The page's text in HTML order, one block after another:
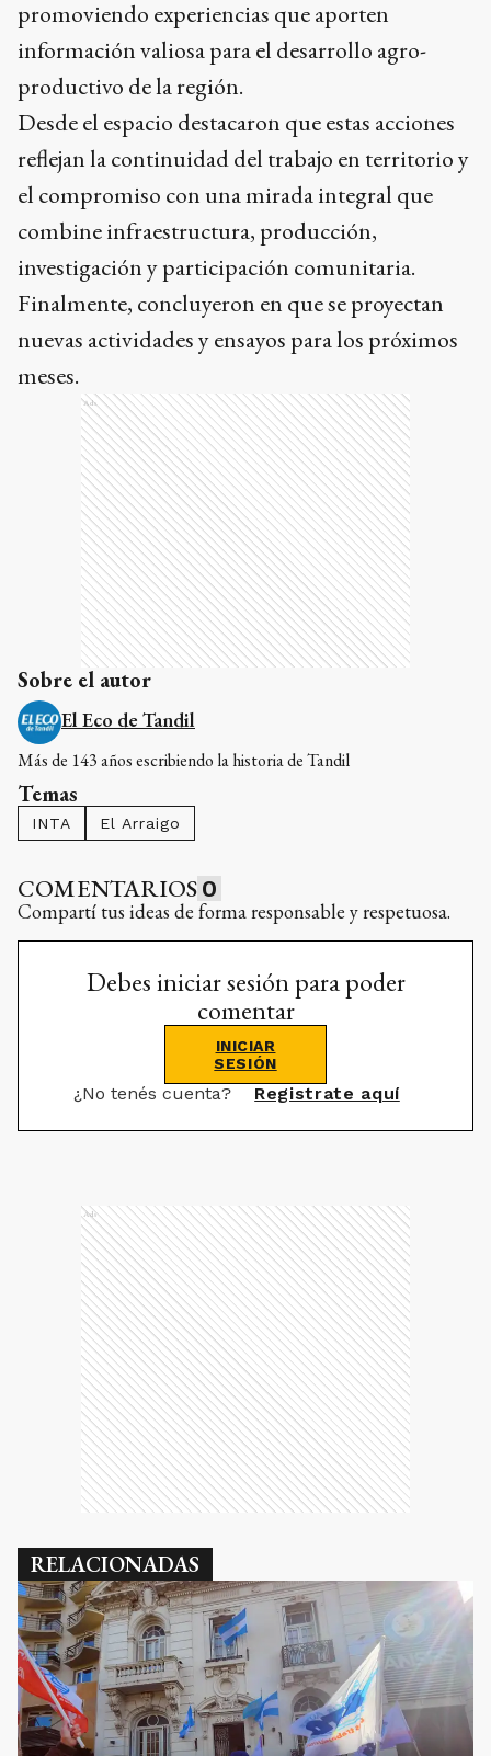
promoviendo experiencias que aporten
información valiosa para el desarrollo agro-
productivo de la región.
Desde el espacio destacaron que estas acciones
reflejan la continuidad del trabajo en territorio y
el compromiso con una mirada integral que
combine infraestructura, producción,
investigación y participación comunitaria.
Finalmente, concluyeron en que se proyectan
nuevas actividades y ensayos para los próximos
meses.
Ads
Sobre el autor
El Eco de Tandil
Más de 143 años escribiendo la historia de Tandil
Temas
INTA El Arraigo
COMENTARIOS 0
Compartí tus ideas de forma responsable y respetuosa.
Debes iniciar sesión para poder
comentar
INICIAR
SESIÓN
¿No tenés cuenta? Registrate aquí
Ads
RELACIONADAS